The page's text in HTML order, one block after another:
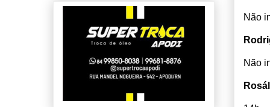
Não
Não